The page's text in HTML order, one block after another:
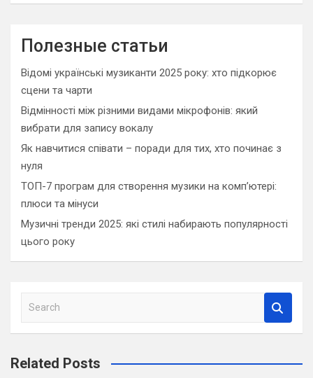
Полезные статьи
Відомі українські музиканти 2025 року: хто підкорює
сцени та чарти
Відмінності між різними видами мікрофонів: який
вибрати для запису вокалу
Як навчитися співати – поради для тих, хто починає з
нуля
ТОП-7 програм для створення музики на комп’ютері:
плюси та мінуси
Музичні тренди 2025: які стилі набирають популярності
цього року
a
c
Related Posts